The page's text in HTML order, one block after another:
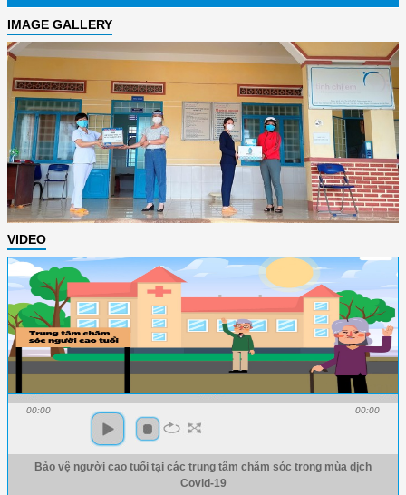
IMAGE GALLERY
VIDEO
00:00 00:00
Bảo vệ người cao tuổi tại các trung tâm chăm sóc trong mùa dịch
Covid-19